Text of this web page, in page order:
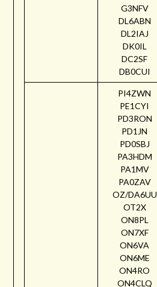
G3NFV
DL6ABN
DL2IAJ
DK0IL
DC2SF
DB0CUI
PI4ZWN
PE1CYI
PD3RON
PD1JN
PD0SBJ
PA3HDM
PA1MV
PA0ZAV
OZ/DA6UU
OT2X
ON8PL
ON7XF
ON6VA
ON6ME
ON4RO
ON4CLQ